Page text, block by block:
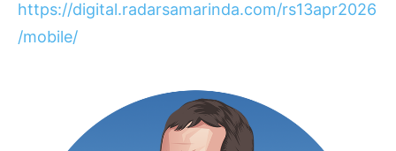
https://digital.radarsamarinda.com/rs13apr2026
/mobile/